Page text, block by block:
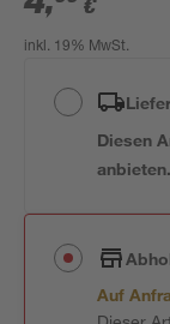
€
inkl. 19% MwSt.
Diesen
anbieten.
Auf